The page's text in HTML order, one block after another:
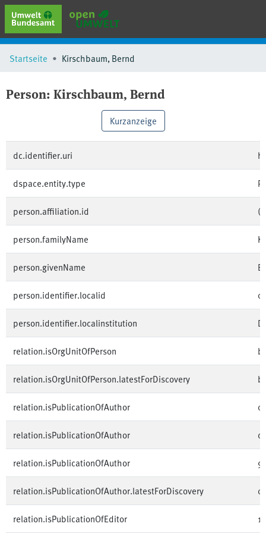
erweiterte Suche
Browse
Schlagwörter
Startseite Kirschbaum, Bernd
Person: Kirschbaum, Bernd
Kurzanzeige
dc.identifier.uri
dspace.entity.type
person.affiliation.id
person.familyName
person.givenName
person.identifier.localid
person.identifier.localinstitution
relation.isOrgUnitOfPerson
relation.isOrgUnitOfPerson.latestForDiscovery
relation.isPublicationOfAuthor
relation.isPublicationOfAuthor
relation.isPublicationOfAuthor
relation.isPublicationOfAuthor.latestForDiscovery
relation.isPublicationOfEditor